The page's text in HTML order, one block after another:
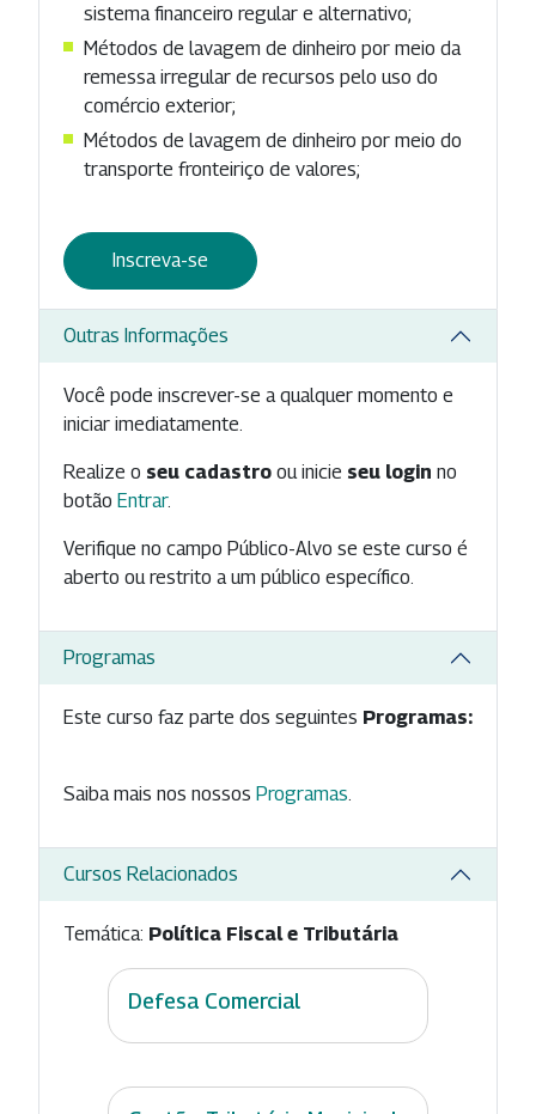
sistema financeiro regular e alternativo;
Métodos de lavagem de dinheiro por meio da
remessa irregular de recursos pelo uso do
comércio exterior;
Métodos de lavagem de dinheiro por meio do
transporte fronteiriço de valores;
Inscreva-se
Outras Informações
Você pode inscrever-se a qualquer momento e
iniciar imediatamente.
Realize o seu cadastro ou inicie seu login no
botão Entrar.
Verifique no campo Público-Alvo se este curso é
aberto ou restrito a um público específico.
Programas
Este curso faz parte dos seguintes Programas:
Saiba mais nos nossos Programas.
Cursos Relacionados
Temática: Política Fiscal e Tributária
Defesa Comercial